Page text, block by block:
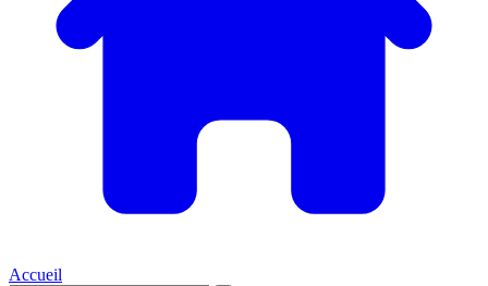
Accueil